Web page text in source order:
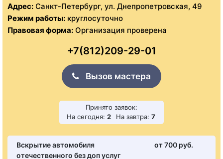
Адрес: Санкт-Петербург, ул. Днепропетровская, 49
Режим работы: круглосуточно
Правовая форма: Организация проверена
+7(812)209-29-01
Вызов мастера
Принято заявок:
На сегодня: 2 На завтра: 7
Вскрытие автомобиля
отечественного без доп услуг
от 700 pуб.